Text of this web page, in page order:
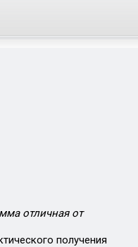
отличная от
получения